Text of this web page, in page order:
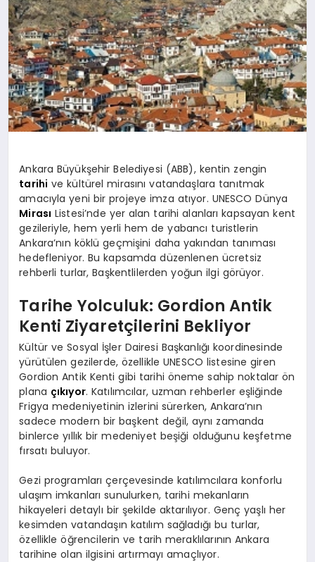
MAGAZIN
SAĞLIK
Ankara Büyükşehir Belediyesi (ABB), kentin zengin
tarihi ve kültürel mirasını vatandaşlara tanıtmak
amacıyla yeni bir projeye imza atıyor. UNESCO Dünya
Mirası Listesi’nde yer alan tarihi alanları kapsayan kent
gezileriyle, hem yerli hem de yabancı turistlerin
Ankara’nın köklü geçmişini daha yakından tanıması
hedefleniyor. Bu kapsamda düzenlenen ücretsiz
rehberli turlar, Başkentlilerden yoğun ilgi görüyor.
Tarihe Yolculuk: Gordion Antik
Kenti Ziyaretçilerini Bekliyor
Kültür ve Sosyal İşler Dairesi Başkanlığı koordinesinde
yürütülen gezilerde, özellikle UNESCO listesine giren
Gordion Antik Kenti gibi tarihi öneme sahip noktalar ön
plana çıkıyor. Katılımcılar, uzman rehberler eşliğinde
Frigya medeniyetinin izlerini sürerken, Ankara’nın
sadece modern bir başkent değil, aynı zamanda
binlerce yıllık bir medeniyet beşiği olduğunu keşfetme
fırsatı buluyor.
Gezi programları çerçevesinde katılımcılara konforlu
ulaşım imkanları sunulurken, tarihi mekanların
hikayeleri detaylı bir şekilde aktarılıyor. Genç yaşlı her
kesimden vatandaşın katılım sağladığı bu turlar,
özellikle öğrencilerin ve tarih meraklılarının Ankara
tarihine olan ilgisini artırmayı amaçlıyor.